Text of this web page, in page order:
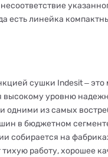
есть линейка
сушки Indesit ‒ это
высокому уровню
одними из самых
в бюджетном
собирается на
работу, хорошее